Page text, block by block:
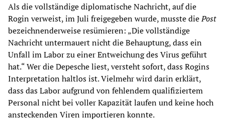
Als die vollständige diplomatische Nachricht, auf die
Rogin verweist, im Juli freigegeben wurde, musste diePost
bezeichnenderweise resümieren: „Die vollständige
Nachricht untermauert nicht die Behauptung, dass ein
Unfall im Labor zu einer Entweichung des Virus geführt
hat.“ Wer die Depesche liest, versteht sofort, dass Rogins
Interpretation haltlos ist. Vielmehr wird darin erklärt,
dass das Labor aufgrund von fehlendem qualifiziertem
Personal nicht bei voller Kapazität laufen und keine hoch
ansteckenden Viren importieren konnte.